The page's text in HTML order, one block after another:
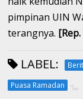
pimpinan UIN
terangnya.
LABEL:
Puasa Ramadan